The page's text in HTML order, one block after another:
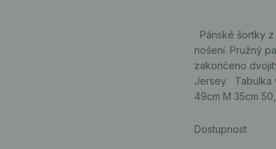
Pánské šortky
nošení. Pružný
zakončeno
Jersey Tabulka
49cm M 35cm
Dostupnost